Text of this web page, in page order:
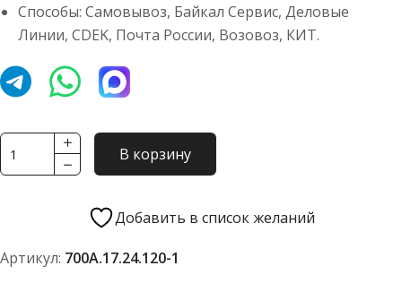
Способы: Самовывоз, Байкал Сервис, Деловые
Линии, CDEK, Почта России, Возовоз, КИТ.
Количество
товара
700А.17.24.120-
В корзину
Добавить в список желаний
Артикул: 700А.17.24.120-1